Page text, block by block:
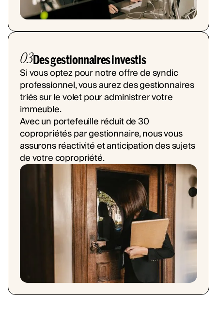
03Des gestionnaires investis
Si vous optez pour notre offre de syndic
professionnel, vous aurez des gestionnaires
triés sur le volet pour administrer votre
immeuble.
Avec un portefeuille réduit de 30
copropriétés par gestionnaire, nous vous
assurons réactivité et anticipation des sujets
de votre copropriété.